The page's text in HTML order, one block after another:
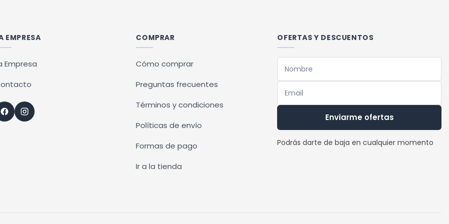
EMPRESA
Empresa
COMPRAR
Cómo comprar
Preguntas frecuentes
Términos y condiciones
Políticas de envío
Formas de pago
Ir a la tienda
OFERTAS Y DESCUENTOS
Enviarme ofertas
Podrás darte de baja en cualquier momento